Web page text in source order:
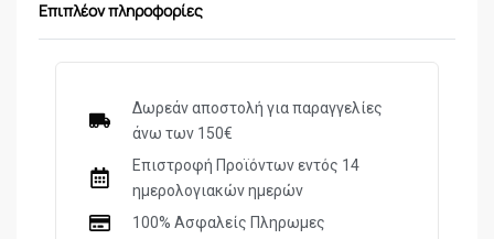
Επιπλέον πληροφορίες
Δωρεάν αποστολή για παραγγελίες
άνω των 150€
Επιστροφή Προϊόντων εντός 14
ημερολογιακών ημερών
100% Ασφαλείς Πληρωμες